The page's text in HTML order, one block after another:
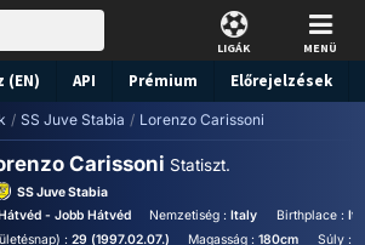
LIGÁK MENÜ
(EN) API Prémium Előrejelzések
/ SS Juve Stabia / Lorenzo Carissoni
Carissoni Statiszt.
SS Juve Stabia
- Jobb Hátvéd Nemzetiség :Italy Birthplace :
: 29 (1997.02.07.) Magasság :180cm Súly :